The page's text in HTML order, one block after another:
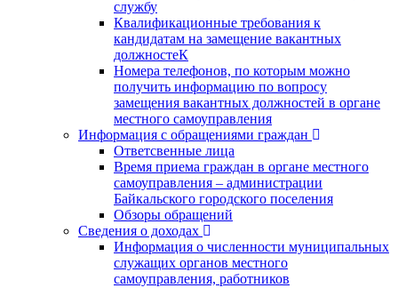
службу
Квалификационные требования к
кандидатам на замещение вакантных
должностеК
Номера телефонов, по которым можно
получить информацию по вопросу
замещения вакантных должностей в органе
местного самоуправления
Информация с обращениями граждан
Ответсвенные лица
Время приема граждан в органе местного
самоуправления – администрации
Байкальского городского поселения
Обзоры обращений
Сведения о доходах
Информация о численности муниципальных
служащих органов местного
самоуправления, работников